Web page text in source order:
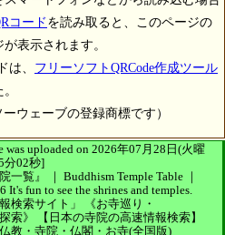
コード を読み取ると、このページの
表示されます。
は、 フリーソフトQRCode作成ツール
ウェーブの登録商標です）
was uploaded on 2026年07月28日(火曜
分02秒]
一覧』 ｜ Buddhism Temple Table ｜
It's fun to see the shrines and temples.
検索サイト」
《お寺巡り・
索》
【日本の寺院の高速情報検索】
教・寺院・仏閣・お寺(全国版)